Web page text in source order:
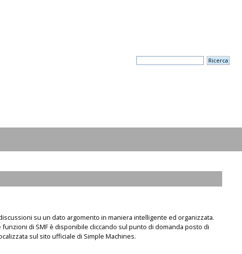
su un dato argomento in maniera intelligente ed organizzata.
di SMF è disponibile cliccando sul punto di domanda posto di
sul sito ufficiale di Simple Machines.